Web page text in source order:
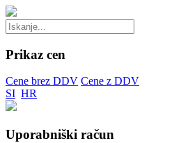
Prikaz cen
Cene brez DDV Cene z DDV
SI HR
Uporabniški račun